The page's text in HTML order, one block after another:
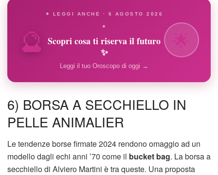
🔮
✦ LEGGI ANCHE · 6 AGOSTO 2026
✦
Scopri cosa ti riserva il futuro
✨
Leggi il tuo Oroscopo di oggi →
6) BORSA A SECCHIELLO IN
PELLE ANIMALIER
Le tendenze borse firmate 2024 rendono omaggio ad un
modello dagli echi anni ’70 come il bucket bag. La borsa a
secchiello di Alviero Martini è tra queste. Una proposta